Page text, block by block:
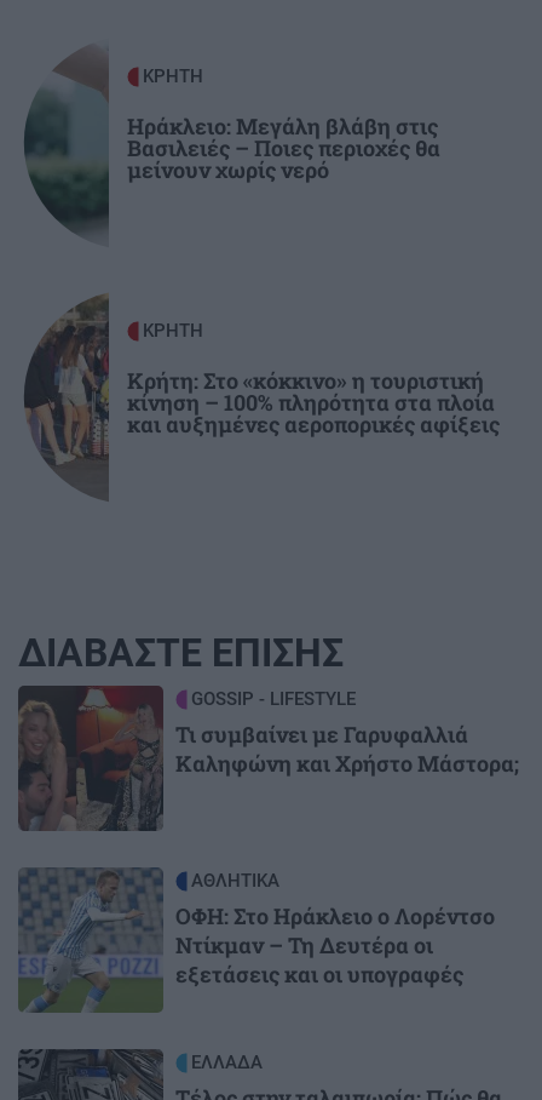
ΚΡΗΤΗ
Οδοιπορικό στα μοναστήρια του Ρεθύμνου -
Πού χτυπά η καρδιά του Δεκαπενταύγουστου
ΚΡΗΤΗ
Ηράκλειο: Μεγάλη βλάβη στις
Βασιλειές – Ποιες περιοχές θα
μείνουν χωρίς νερό
ΚΡΗΤΗ
Κρήτη: Στο «κόκκινο» η τουριστική
κίνηση – 100% πληρότητα στα πλοία
και αυξημένες αεροπορικές αφίξεις
ΔΙΑΒΑΣΤΕ ΕΠΙΣΗΣ
Image GOSSIP - LIFESTYLE
Τι συμβαίνει με Γαρυφαλλιά
Καληφώνη και Χρήστο Μάστορα;
Image ΑΘΛΗΤΙΚΑ
ΟΦΗ: Στο Ηράκλειο ο Λορέντσο
Ντίκμαν – Τη Δευτέρα οι
εξετάσεις και οι υπογραφές
Image ΕΛΛΑΔΑ